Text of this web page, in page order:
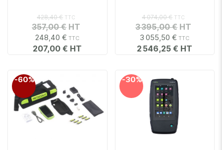
248,40 €
207,00 €
428,40 €
357,00 €
3 055,50 €
2 546,25 €
4 074,00 €
3 395,00 €
-60% -30%